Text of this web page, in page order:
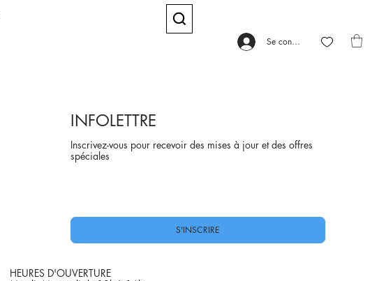
Se connecter
INFOLETTRE
Inscrivez-vous pour recevoir des mises à jour et des offres
spéciales
S'INSCRIRE
HEURES D'OUVERTURE